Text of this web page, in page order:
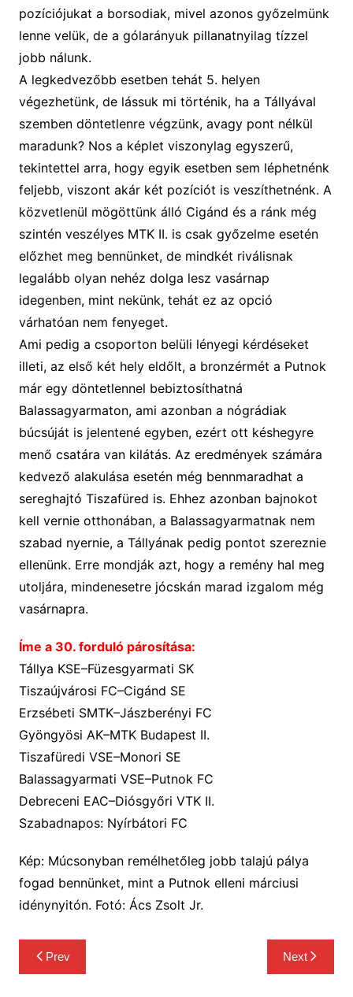
pozíciójukat a borsodiak, mivel azonos győzelmünk
lenne velük, de a gólarányuk pillanatnyilag tízzel
jobb nálunk.
A legkedvezőbb esetben tehát 5. helyen
végezhetünk, de lássuk mi történik, ha a Tállyával
szemben döntetlenre végzünk, avagy pont nélkül
maradunk? Nos a képlet viszonylag egyszerű,
tekintettel arra, hogy egyik esetben sem léphetnénk
feljebb, viszont akár két pozíciót is veszíthetnénk. A
közvetlenül mögöttünk álló Cigánd és a ránk még
szintén veszélyes MTK II. is csak győzelme esetén
előzhet meg bennünket, de mindkét riválisnak
legalább olyan nehéz dolga lesz vasárnap
idegenben, mint nekünk, tehát ez az opció
várhatóan nem fenyeget.
Ami pedig a csoporton belüli lényegi kérdéseket
illeti, az első két hely eldőlt, a bronzérmét a Putnok
már egy döntetlennel bebiztosíthatná
Balassagyarmaton, ami azonban a nógrádiak
búcsúját is jelentené egyben, ezért ott késhegyre
menő csatára van kilátás. Az eredmények számára
kedvező alakulása esetén még bennmaradhat a
sereghajtó Tiszafüred is. Ehhez azonban bajnokot
kell vernie otthonában, a Balassagyarmatnak nem
szabad nyernie, a Tállyának pedig pontot szereznie
ellenünk. Erre mondják azt, hogy a remény hal meg
utoljára, mindenesetre jócskán marad izgalom még
vasárnapra.
Íme a 30. forduló párosítása:
Tállya KSE–Füzesgyarmati SK
Tiszaújvárosi FC–Cigánd SE
Erzsébeti SMTK–Jászberényi FC
Gyöngyösi AK–MTK Budapest II.
Tiszafüredi VSE–Monori SE
Balassagyarmati VSE–Putnok FC
Debreceni EAC–Diósgyőri VTK II.
Szabadnapos: Nyírbátori FC
Kép: Múcsonyban remélhetőleg jobb talajú pálya
fogad bennünket, mint a Putnok elleni márciusi
idénynyitón. Fotó: Ács Zsolt Jr.
Bejegyzés
navigáció
Prev Next